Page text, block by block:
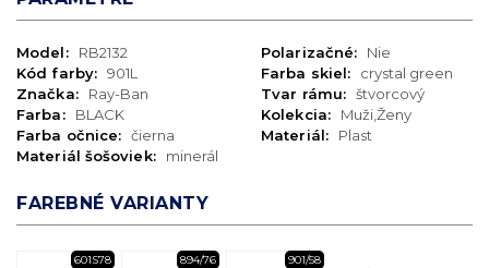
Model:
RB2132
Kód farby: 901L
Značka:
Ray-Ban
Farba:
BLACK
Farba očnice: čierna
Materiál šošoviek:
minerál
Polarizačné:
Nie
Farba skiel:
crystal green
Tvar rámu: štvorcový
Kolekcia:
Muži,Ženy
Materiál:
Plast
FAREBNÉ VARIANTY
601S78 894/76 901/58